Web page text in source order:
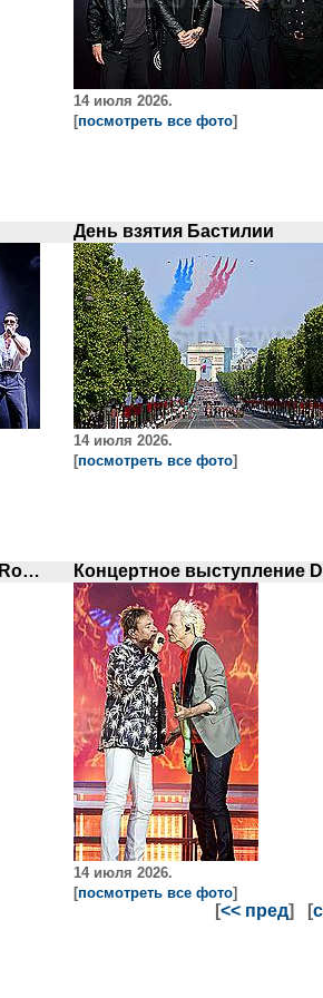
14 июля 2026.
[посмотреть все фото]
День взятия Бастилии
14 июля 2026.
[посмотреть все фото]
Концертное выступление Roxette
14 июля 2026.
[посмотреть все фото]
[<< пред] [